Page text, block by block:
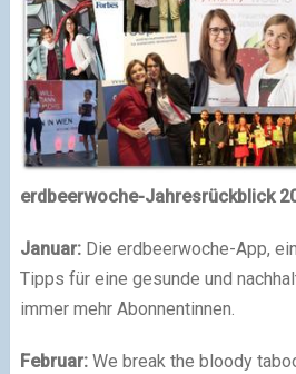
erdbeerwoche-Jahresrückblick
Januar:Die erdbeerwoche-App,
Tipps für eine gesunde und
immer mehr Abonnentinnen.
Februar:We break the bloody